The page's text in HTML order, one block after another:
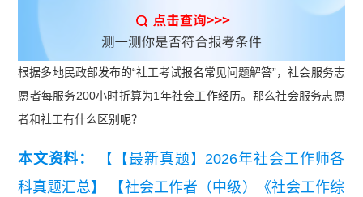
根据多地民政部发布的“社工考试报名常见问题解答”，社会服务志
愿者每服务200小时折算为1年社会工作经历。那么社会服务志愿
者和社工有什么区别呢？
本文资料：
【【最新真题】2026年社会工作师各
科真题汇总】
【社会工作者（中级）《社会工作综